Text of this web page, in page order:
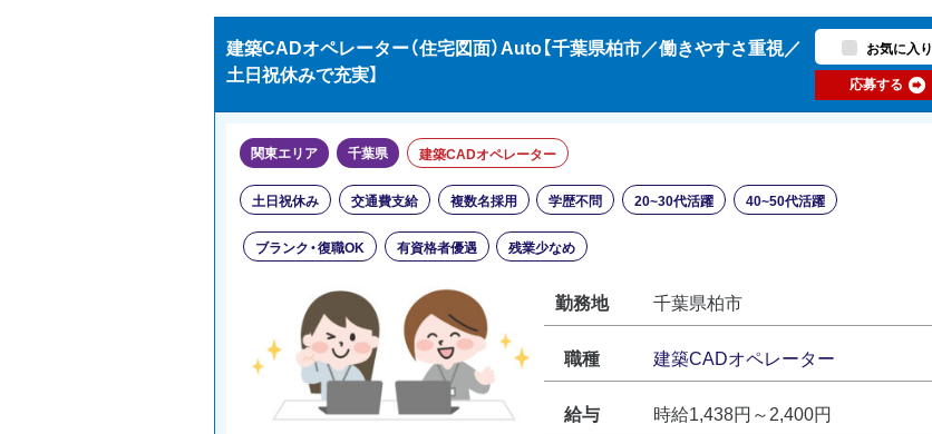
建築CADオペレーター（住宅図面）Auto【千葉県柏市／働きやすさ重視／
土日祝休みで充実】
お気に入り
応募する
関東エリア 千葉県 建築CADオペレーター
土日祝休み 交通費支給 複数名採用 学歴不問 20~30代活躍 40~50代活躍
ブランク・復職OK 有資格者優遇 残業少なめ
勤務地 千葉県柏市
職種 建築CADオペレーター
給与 時給1,438円～2,400円